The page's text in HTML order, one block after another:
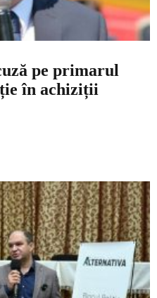
pe primarul
în achiziții